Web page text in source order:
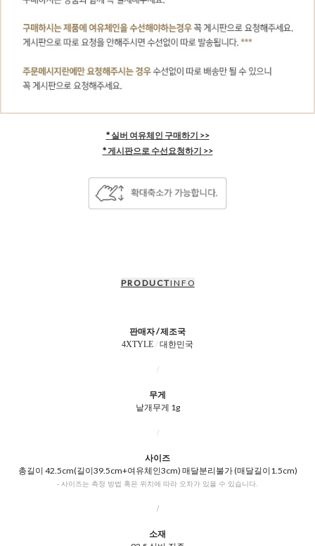
* 실버 여유체인 구매하기 >>
* 게시판으로 수선요청하기 >>
P R O D U C TI N F O
판매자 / 제조국
4XTYLE / 대한민국
/
무게
낱개무게 1g
/
사이즈
총길이 42.5cm(길이39.5cm+여유체인3cm) 매달분리불가 (매달길이1.5cm)
- 사이즈는 측정 방법 혹은 위치에 따라 오차가 있을 수 있습니다.
/
소재